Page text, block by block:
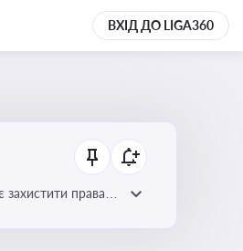
ВХІД ДО LIGA360
захистити права